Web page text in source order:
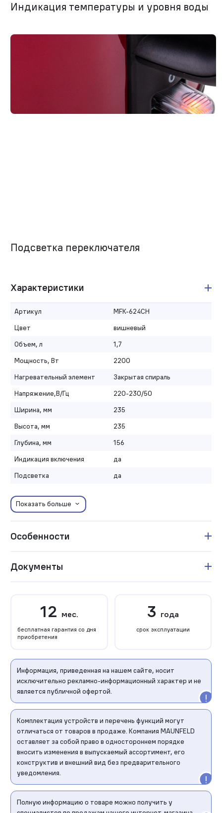
Индикация температуры и уровня воды
Подсветка переключателя
Характеристики
Артикул
MFK-624CH
Цвет
вишневый
Объем, л
1,7
Мощность, Вт
2200
Нагревательный элемент
Закрытая спираль
Напряжение,В/Гц
220-230/50
Ширина, мм
235
Высота, мм
235
Глубина, мм
156
Индикация включения
да
Подсветка
да
Показать больше
Особенности
Документы
12 мес.
бесплатная гарантия со дня
приобретения
3 года
срок эксплуатации
Информация, приведенная на нашем сайте, носит
исключительно рекламно-информационный характер и не
является публичной офертой.
Комплектация устройств и перечень функций могут
отличаться от товаров в продаже. Компания MAUNFELD
оставляет за собой право в одностороннем порядке
вносить изменения в выпускаемый ассортимент, его
конструктив и внешний вид без предварительного
уведомления.
Полную информацию о товаре можно получить у